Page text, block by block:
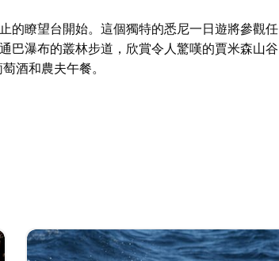
的瞭望台開始。這個獨特的悉尼一日遊將參觀任
巴瀑布的叢林步道，欣賞令人驚嘆的賈米森山谷
酒和農夫午餐。
瀑布的叢林步道，欣賞令人驚嘆的賈米森山谷
酒和農夫午餐。